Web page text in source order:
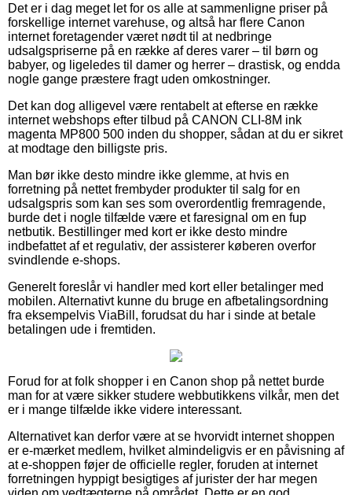
Det er i dag meget let for os alle at sammenligne priser på
forskellige internet varehuse, og altså har flere Canon
internet foretagender været nødt til at nedbringe
udsalgspriserne på en række af deres varer – til børn og
babyer, og ligeledes til damer og herrer – drastisk, og endda
nogle gange præstere fragt uden omkostninger.
Det kan dog alligevel være rentabelt at efterse en række
internet webshops efter tilbud på CANON CLI-8M ink
magenta MP800 500 inden du shopper, sådan at du er sikret
at modtage den billigste pris.
Man bør ikke desto mindre ikke glemme, at hvis en
forretning på nettet frembyder produkter til salg for en
udsalgspris som kan ses som overordentlig fremragende,
burde det i nogle tilfælde være et faresignal om en fup
netbutik. Bestillinger med kort er ikke desto mindre
indbefattet af et regulativ, der assisterer køberen overfor
svindlende e-shops.
Generelt foreslår vi handler med kort eller betalinger med
mobilen. Alternativt kunne du bruge en afbetalingsordning
fra eksempelvis ViaBill, forudsat du har i sinde at betale
betalingen ude i fremtiden.
Forud for at folk shopper i en Canon shop på nettet burde
man for at være sikker studere webbutikkens vilkår, men det
er i mange tilfælde ikke videre interessant.
Alternativet kan derfor være at se hvorvidt internet shoppen
er e-mærket medlem, hvilket almindeligvis er en påvisning af
at e-shoppen føjer de officielle regler, foruden at internet
forretningen hyppigt besigtiges af jurister der har megen